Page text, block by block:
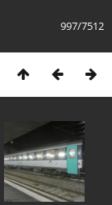
997/7512